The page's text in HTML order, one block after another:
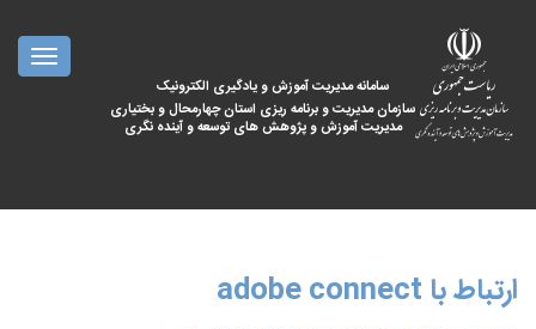
سامانه مدیریت آموزش و یادگیری الکترونیک
سازمان مدیریت و برنامه ریزی استان چهارمحال و بختیاری
مدیریت آموزش و پژوهش های توسعه و آینده نگری
ارتباط با adobe connect